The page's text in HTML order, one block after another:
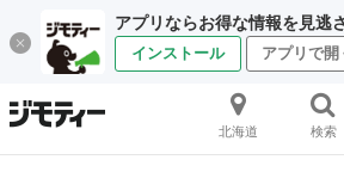
アプリならお得な情報を見逃
インストール アプリで開
北海道 検索